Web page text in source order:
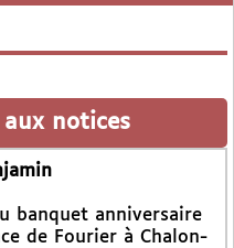
aux notices
banquet anniversaire
de Fourier à Chalon-